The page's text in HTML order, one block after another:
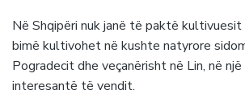
Në Shqipëri nuk janë të paktë kultivuesit
bimë kultivohet në kushte natyrore
Pogradecit dhe veçanërisht në Lin, në
interesantë të vendit.